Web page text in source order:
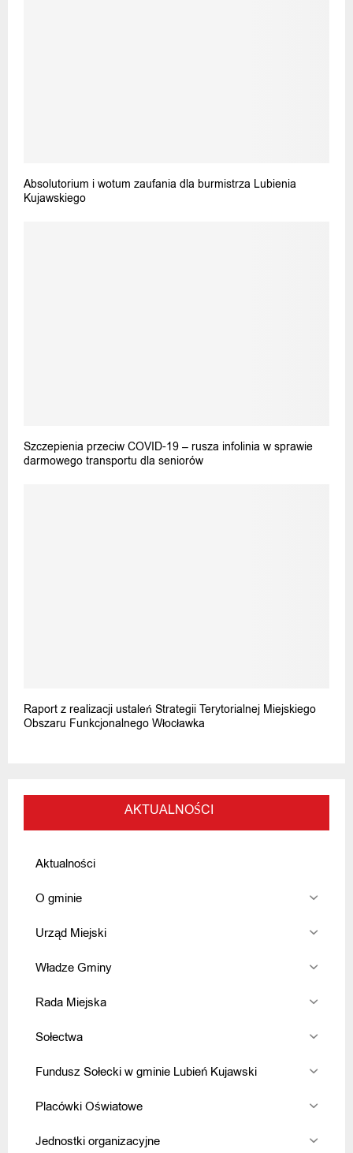
Absolutorium i wotum zaufania dla burmistrza Lubienia
Kujawskiego
Szczepienia przeciw COVID-19 – rusza infolinia w sprawie
darmowego transportu dla seniorów
Raport z realizacji ustaleń Strategii Terytorialnej Miejskiego
Obszaru Funkcjonalnego Włocławka
AKTUALNOŚCI
Aktualności
O gminie
Urząd Miejski
Władze Gminy
Rada Miejska
Sołectwa
Fundusz Sołecki w gminie Lubień Kujawski
Placówki Oświatowe
Jednostki organizacyjne